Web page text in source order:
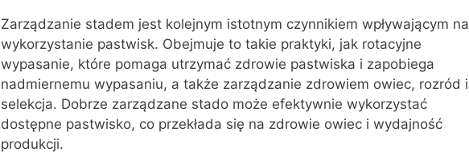
Zarządzanie stadem jest kolejnym istotnym czynnikiem wpływającym na
wykorzystanie pastwisk. Obejmuje to takie praktyki, jak rotacyjne
wypasanie, które pomaga utrzymać zdrowie pastwiska i zapobiega
nadmiernemu wypasaniu, a także zarządzanie zdrowiem owiec, rozród i
selekcja. Dobrze zarządzane stado może efektywnie wykorzystać
dostępne pastwisko, co przekłada się na zdrowie owiec i wydajność
produkcji.